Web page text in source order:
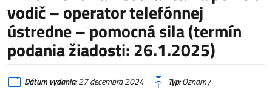
vodič – operator telefónnej
ústredne – pomocná sila (termín
podania žiadosti: 26.1.2025)
Dátum vydania:27 decembra 2024 Typ:Oznamy